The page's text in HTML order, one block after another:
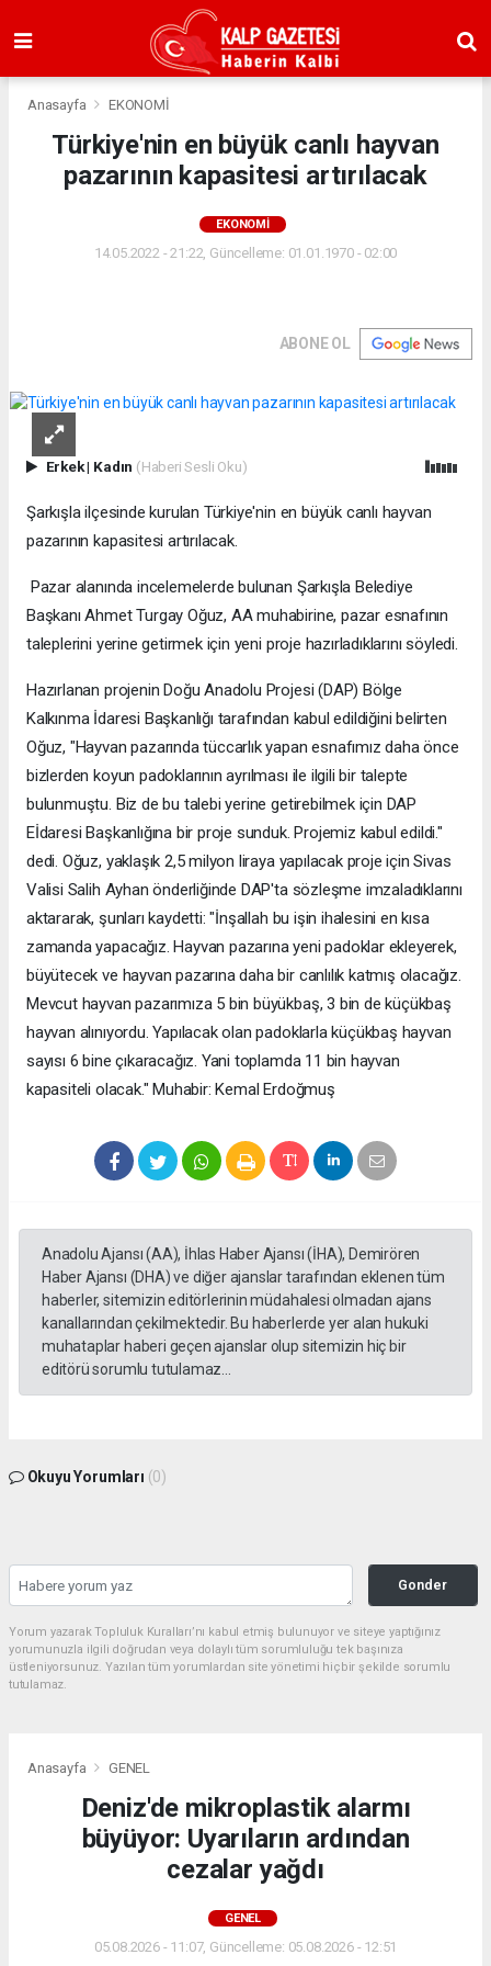
Anasayfa EKONOMİ
Türkiye'nin en büyük canlı hayvan
pazarının kapasitesi artırılacak
EKONOMİ
14.05.2022 - 21:22, Güncelleme: 01.01.1970 - 02:00
ABONE OL
Erkek| Kadın (Haberi Sesli Oku)
Şarkışla ilçesinde kurulan Türkiye'nin en büyük canlı hayvan
pazarının kapasitesi artırılacak.
Pazar alanında incelemelerde bulunan Şarkışla Belediye
Başkanı Ahmet Turgay Oğuz, AA muhabirine, pazar esnafının
taleplerini yerine getirmek için yeni proje hazırladıklarını söyledi.
Hazırlanan projenin Doğu Anadolu Projesi (DAP) Bölge
Kalkınma İdaresi Başkanlığı tarafından kabul edildiğini belirten
Oğuz, "Hayvan pazarında tüccarlık yapan esnafımız daha önce
bizlerden koyun padoklarının ayrılması ile ilgili bir talepte
bulunmuştu. Biz de bu talebi yerine getirebilmek için DAP
Eİdaresi Başkanlığına bir proje sunduk. Projemiz kabul edildi."
dedi. Oğuz, yaklaşık 2,5 milyon liraya yapılacak proje için Sivas
Valisi Salih Ayhan önderliğinde DAP'ta sözleşme imzaladıklarını
aktararak, şunları kaydetti: "İnşallah bu işin ihalesini en kısa
zamanda yapacağız. Hayvan pazarına yeni padoklar ekleyerek,
büyütecek ve hayvan pazarına daha bir canlılık katmış olacağız.
Mevcut hayvan pazarımıza 5 bin büyükbaş, 3 bin de küçükbaş
hayvan alınıyordu. Yapılacak olan padoklarla küçükbaş hayvan
sayısı 6 bine çıkaracağız. Yani toplamda 11 bin hayvan
kapasiteli olacak." Muhabir: Kemal Erdoğmuş
Anadolu Ajansı (AA), İhlas Haber Ajansı (İHA), Demirören
Haber Ajansı (DHA) ve diğer ajanslar tarafından eklenen tüm
haberler, sitemizin editörlerinin müdahalesi olmadan ajans
kanallarından çekilmektedir. Bu haberlerde yer alan hukuki
muhataplar haberi geçen ajanslar olup sitemizin hiç bir
editörü sorumlu tutulamaz...
Okuyu Yorumları (0)
Gonder
Yorum yazarak Topluluk Kuralları’nı kabul etmiş bulunuyor ve siteye yaptığınız
yorumunuzla ilgili doğrudan veya dolaylı tüm sorumluluğu tek başınıza
üstleniyorsunuz. Yazılan tüm yorumlardan site yönetimi hiçbir şekilde sorumlu
tutulamaz.
Anasayfa GENEL
Deniz'de mikroplastik alarmı
büyüyor: Uyarıların ardından
cezalar yağdı
GENEL
05.08.2026 - 11:07, Güncelleme: 05.08.2026 - 12:51